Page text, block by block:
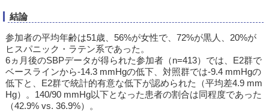
結論
参加者の平均年齢は51歳、56%が女性で、72%が黒人、20%が
ヒスパニック・ラテン系であった。
6ヵ月後のSBPデータが得られた参加者（n=413）では、E2群で
ベースラインから-14.3 mmHgの低下、対照群では-9.4 mmHgの
低下と、E2群で統計的有意な低下が認められた（平均差4.9 mm
Hg）。140/90 mmHg以下となった患者の割合は同程度であった
（42.9% vs. 36.9%）。